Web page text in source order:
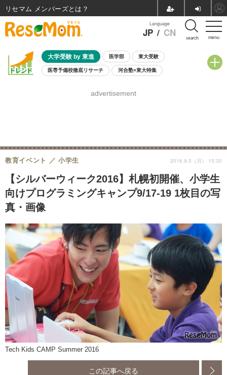
menu
Language
JP / CN search
大学受験 by 東進 医学部 東大受験
医専予備校徹底リサーチ 河合塾×東大特集
8月開催学校説明会・相談会
advertisement
【シルバーウィーク2016】札幌初開催、小学生
向けプログラミングキャンプ9/17-19 1枚目の写
真・画像
教育イベント 小学生 2016.9.5（月） 15:30
Tech Kids CAMP Summer 2016
この記事へ戻る
リセマム メンバーズ